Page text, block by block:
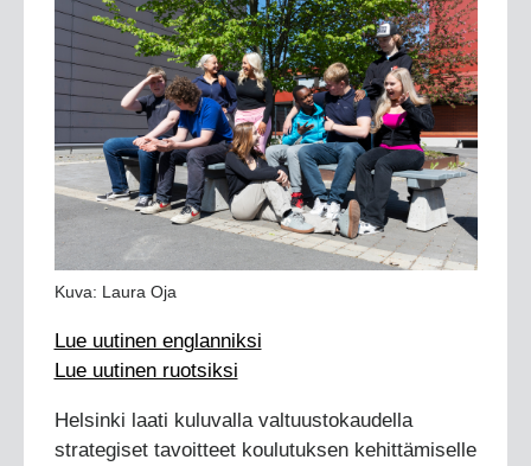
Kuva: Laura Oja
Lue uutinen englanniksi
Lue uutinen ruotsiksi
Helsinki laati kuluvalla valtuustokaudella
strategiset tavoitteet koulutuksen kehittämiselle